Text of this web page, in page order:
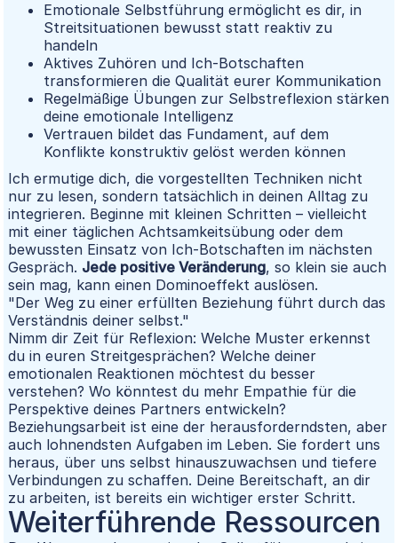
Emotionale Selbstführung ermöglicht es dir, in
Streitsituationen bewusst statt reaktiv zu
handeln
Aktives Zuhören und Ich-Botschaften
transformieren die Qualität eurer Kommunikation
Regelmäßige Übungen zur Selbstreflexion stärken
deine emotionale Intelligenz
Vertrauen bildet das Fundament, auf dem
Konflikte konstruktiv gelöst werden können
Ich ermutige dich, die vorgestellten Techniken nicht
nur zu lesen, sondern tatsächlich in deinen Alltag zu
integrieren. Beginne mit kleinen Schritten – vielleicht
mit einer täglichen Achtsamkeitsübung oder dem
bewussten Einsatz von Ich-Botschaften im nächsten
Gespräch. Jede positive Veränderung, so klein sie auch
sein mag, kann einen Dominoeffekt auslösen.
"Der Weg zu einer erfüllten Beziehung führt durch das
Verständnis deiner selbst."
Nimm dir Zeit für Reflexion: Welche Muster erkennst
du in euren Streitgesprächen? Welche deiner
emotionalen Reaktionen möchtest du besser
verstehen? Wo könntest du mehr Empathie für die
Perspektive deines Partners entwickeln?
Beziehungsarbeit ist eine der herausforderndsten, aber
auch lohnendsten Aufgaben im Leben. Sie fordert uns
heraus, über uns selbst hinauszuwachsen und tiefere
Verbindungen zu schaffen. Deine Bereitschaft, an dir
zu arbeiten, ist bereits ein wichtiger erster Schritt.
Weiterführende Ressourcen